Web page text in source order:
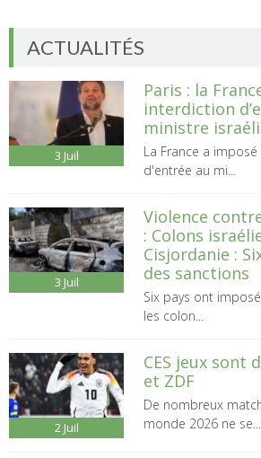
ACTUALITÉS
3 Juil
Paris : la
interdiction
ministre
La France a
d'entrée au mi...
3 Juil
Violence
: Colons
Cisjordanie :
des sanctions
Six pays ont
les colon...
2 Juil
CES jeux sont
et ZDF
De nombreux
monde 2026 ne se...